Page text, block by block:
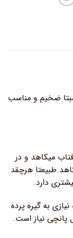
ضخیم و مناسب
میکاهد و در
هرچقد
دارد.
به گیره پرده
پانچی نیاز است.